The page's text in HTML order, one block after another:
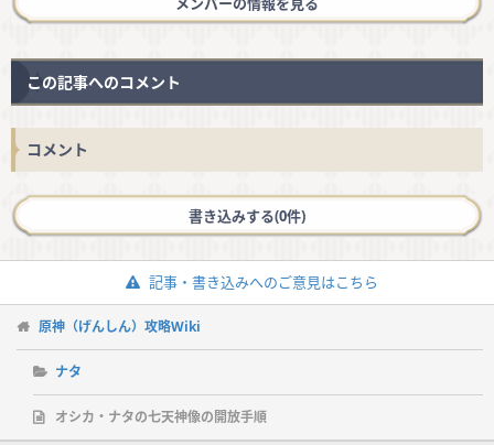
この記事へのコメント
コメント
書き込みする(0件)
記事・書き込みへのご意見はこちら
原神（げんしん）攻略Wiki
ナタ
オシカ・ナタの七天神像の開放手順